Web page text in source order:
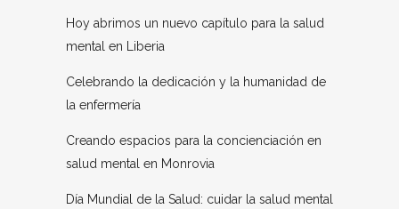
Hoy abrimos un nuevo capítulo para la salud
mental en Liberia
Celebrando la dedicación y la humanidad de
la enfermería
Creando espacios para la concienciación en
salud mental en Monrovia
Día Mundial de la Salud: cuidar la salud mental